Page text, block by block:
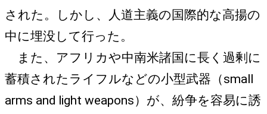
された。しかし、人道主義の国際的な高揚の
中に埋没して行った。
また、アフリカや中南米諸国に長く過剰に
蓄積されたライフルなどの小型武器（small
arms and light weapons）が、紛争を容易に誘